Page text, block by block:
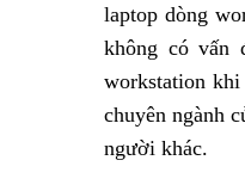
laptop dòng
không có vấn
workstation
chuyên ngành
người khác.